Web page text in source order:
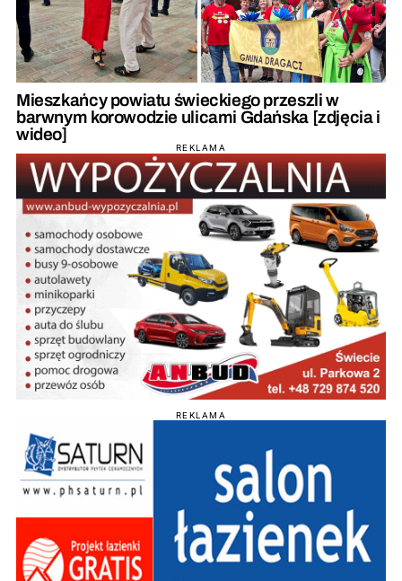
Mieszkańcy powiatu świeckiego przeszli w
barwnym korowodzie ulicami Gdańska [zdjęcia i
wideo]
REKLAMA
REKLAMA